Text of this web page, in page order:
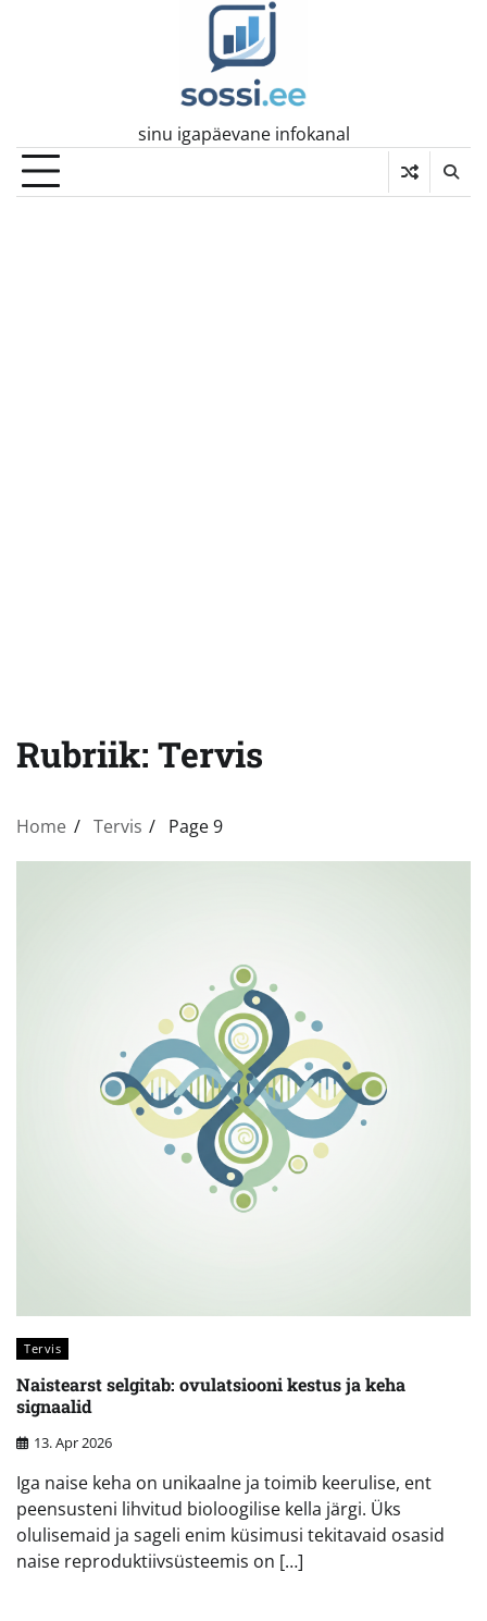
sinu igapäevane infokanal
Rubriik: Tervis
Home Tervis Page 9
Tervis
Naistearst selgitab: ovulatsiooni kestus ja keha
signaalid
13. Apr 2026
Iga naise keha on unikaalne ja toimib keerulise, ent
peensusteni lihvitud bioloogilise kella järgi. Üks
olulisemaid ja sageli enim küsimusi tekitavaid osasid
naise reproduktiivsüsteemis on […]